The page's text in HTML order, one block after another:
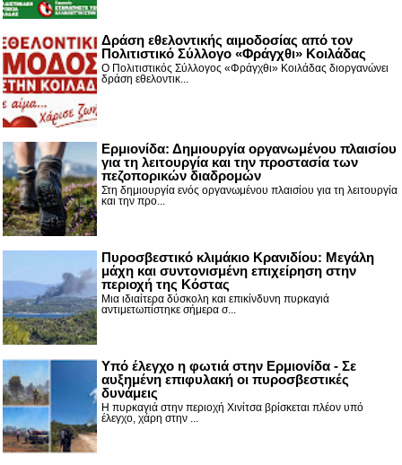
Δράση εθελοντικής αιμοδοσίας από τον
Πολιτιστικό Σύλλογο «Φράγχθι» Κοιλάδας
Ο Πολιτιστικός Σύλλογος «Φράγχθι» Κοιλάδας διοργανώνει
δράση εθελοντικ...
Ερμιονίδα: Δημιουργία οργανωμένου πλαισίου
για τη λειτουργία και την προστασία των
πεζοπορικών διαδρομών
Στη δημιουργία ενός οργανωμένου πλαισίου για τη λειτουργία
και την προ...
Πυροσβεστικό κλιμάκιο Κρανιδίου: Μεγάλη
μάχη και συντονισμένη επιχείρηση στην
περιοχή της Κόστας
Μια ιδιαίτερα δύσκολη και επικίνδυνη πυρκαγιά
αντιμετωπίστηκε σήμερα σ...
Υπό έλεγχο η φωτιά στην Ερμιονίδα - Σε
αυξημένη επιφυλακή οι πυροσβεστικές
δυνάμεις
Η πυρκαγιά στην περιοχή Χινίτσα βρίσκεται πλέον υπό
έλεγχο, χάρη στην ...